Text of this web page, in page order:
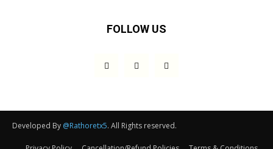
FOLLOW US
Developed By @Rathoretx5. All Rights reserved.